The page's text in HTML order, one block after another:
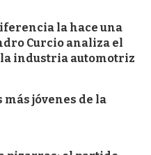
la hace una
Curcio analiza el
industria automotriz
jóvenes de la